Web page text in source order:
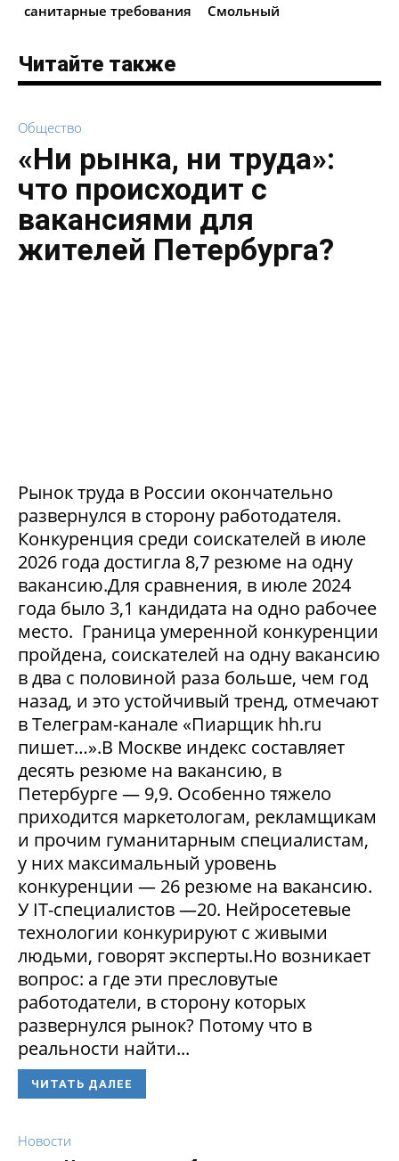
санитарные требования
Смольный
Читайте также
Общество
«Ни рынка, ни труда»:
что происходит с
вакансиями для
жителей Петербурга?
Рынок труда в России окончательно
развернулся в сторону работодателя.
Конкуренция среди соискателей в июле
2026 года достигла 8,7 резюме на одну
вакансию.Для сравнения, в июле 2024
года было 3,1 кандидата на одно рабочее
место. Граница умеренной конкуренции
пройдена, соискателей на одну вакансию
в два с половиной раза больше, чем год
назад, и это устойчивый тренд, отмечают
в Телеграм-канале «Пиарщик hh.ru
пишет…».В Москве индекс составляет
десять резюме на вакансию, в
Петербурге — 9,9. Особенно тяжело
приходится маркетологам, рекламщикам
и прочим гуманитарным специалистам,
у них максимальный уровень
конкуренции — 26 резюме на вакансию.
У IT-специалистов —20. Нейросетевые
технологии конкурируют с живыми
людьми, говорят эксперты.Но возникает
вопрос: а где эти пресловутые
работодатели, в сторону которых
развернулся рынок? Потому что в
реальности найти...
ЧИТАТЬ ДАЛЕЕ
Новости